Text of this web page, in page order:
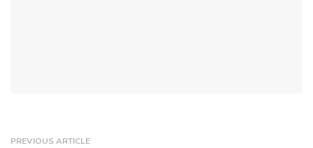
PREVIOUS ARTICLE